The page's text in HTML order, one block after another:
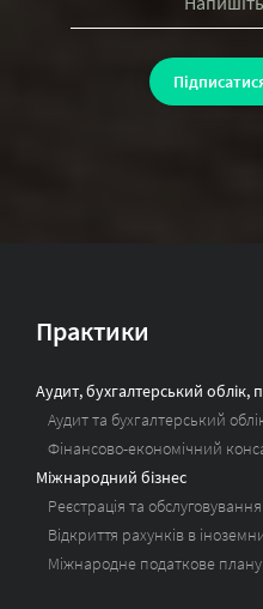
Практики
Аудит, бухгалтерський облік,
Аудит та бухгалтерський
Фінансово-економічний
Міжнародний бізнес
Реєстрація та
Відкриття рахунків в
Міжнародне податкове